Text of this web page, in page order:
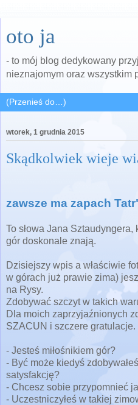
oto ja
- to mój blog dedykowany
nieznajomym oraz wszystkim
wtorek, 1 grudnia 2015
Skądkolwiek wieje
zawsze ma zapach
To słowa Jana
gór doskonale znają.
Dzisiejszy wpis a właściwie
w górach już prawie zima)
na Rysy.
Zdobywać szczyt w takich
Dla moich zaprzyjaźnionych
SZACUN i szczere gratulacje.
- Jesteś miłośnikiem gór?
- Być może kiedyś
satysfakcję?
- Chcesz sobie przypomnieć
- Uczestniczyłeś w takiej